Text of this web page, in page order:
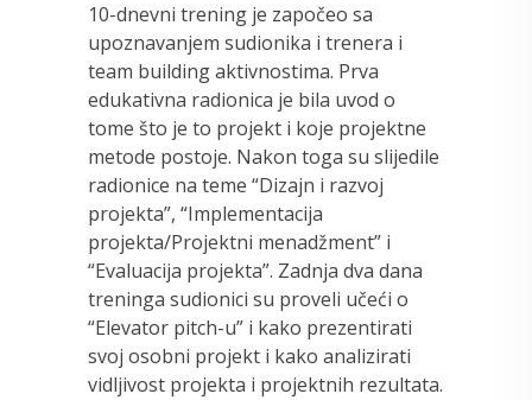
10-dnevni trening je započeo sa
upoznavanjem sudionika i trenera i
team building aktivnostima. Prva
edukativna radionica je bila uvod o
tome što je to projekt i koje projektne
metode postoje. Nakon toga su slijedile
radionice na teme “Dizajn i razvoj
projekta”, “Implementacija
projekta/Projektni menadžment” i
“Evaluacija projekta”. Zadnja dva dana
treninga sudionici su proveli učeći o
“Elevator pitch-u” i kako prezentirati
svoj osobni projekt i kako analizirati
vidljivost projekta i projektnih rezultata.